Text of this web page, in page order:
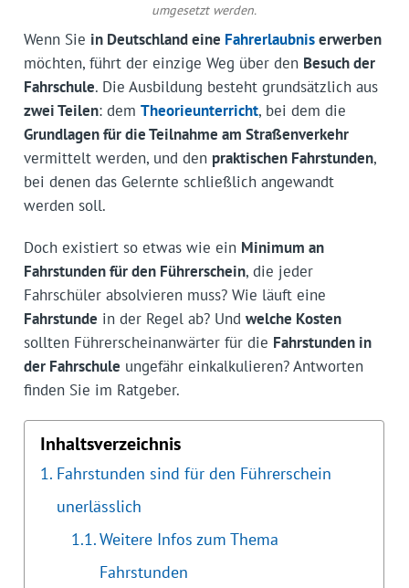
umgesetzt werden.
Wenn Sie in Deutschland eine Fahrerlaubniserwerben
möchten, führt der einzige Weg über den Besuch der
Fahrschule. Die Ausbildung besteht grundsätzlich aus
zwei Teilen: dem Theorieunterricht, bei dem die
Grundlagen für die Teilnahme am Straßenverkehr
vermittelt werden, und den praktischen Fahrstunden,
bei denen das Gelernte schließlich angewandt
werden soll.
Doch existiert so etwas wie ein Minimum an
Fahrstunden für den Führerschein, die jeder
Fahrschüler absolvieren muss? Wie läuft eine
Fahrstunde in der Regel ab? Und welche Kosten
sollten Führerschein­an­wärter für die Fahrstunden in
der Fahrschule ungefähr einkalkulieren? Antworten
finden Sie im Ratgeber.
Inhaltsverzeichnis
Fahrstunden sind für den Führerschein
unerlässlich
Weitere Infos zum Thema
Fahrstunden